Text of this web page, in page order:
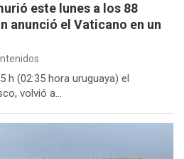
este lunes a los 88
anunció el Vaticano en un
h (02:35 hora uruguaya) el
volvió a…